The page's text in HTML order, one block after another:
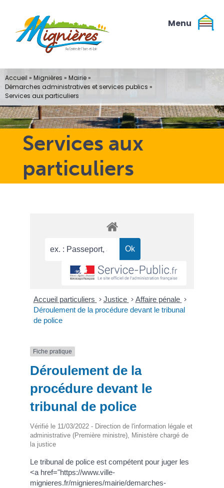
contenu
Services aux
particuliers
Accueil » Mignières » Mairie»
Démarches administratives et services publics »
Services aux particuliers
Accueil particuliers > Justice > Affaire pénale >
Déroulement de la procédure devant le tribunal
de police
Fiche pratique
Déroulement de la
procédure devant le
tribunal de police
Vérifié le 11/03/2022 - Direction de l'information légale et
administrative (Première ministre), Ministère chargé de
la justice
Le tribunal de police est compétent pour juger les
<a href="https://www.ville-
mignieres.fr/mignieres/mairie/demarches-